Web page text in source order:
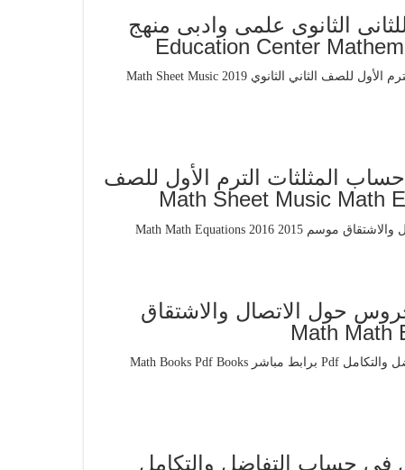
الثانوى علمى وادبى منهج
المثلثات الترم الأول للصف
فرض محروس حول الاتصال والاشتقاق
في حساب التفاضل والتكامل